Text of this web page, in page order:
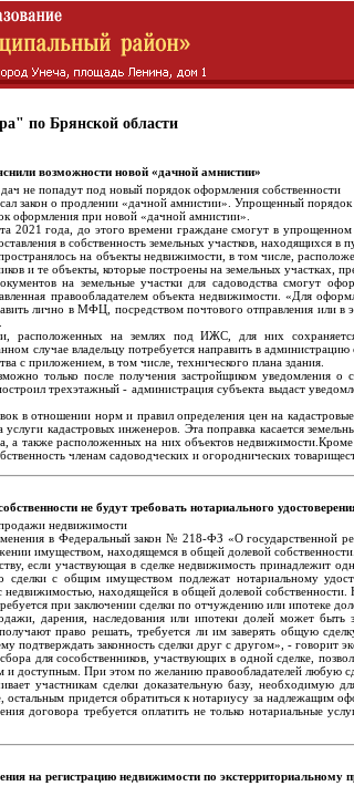
по Брянской области
возможности новой «дачной амнистии»
дач не попадут под новый порядок оформления собственности
закон о продлении «дачной амнистии». Упрощенный
оформления при новой «дачной амнистии».
2021 года, до этого времени граждане смогут в
в собственность земельных участков,
на объекты недвижимости, в том числе,
и те объекты, которые построены на земельных участках,
на земельные участки для садоводства смогут
правообладателем объекта недвижимости. «Для
лично в МФЦ, посредством почтового отправления или
расположенных на землях под ИЖС, для них
случае владельцу потребуется направить в
с приложением, в том числе, технического плана здания.
только после получения застройщиком уведомления о
трехэтажный - администрация субъекта выдаст
в отношении норм и правил определения цен на
услуги кадастровых инженеров. Эта поправка касается
а также расположенных на них объектов
членам садоводческих и огороднических
не будут требовать нотариального
недвижимости
в Федеральный закон № 218-ФЗ «О государственной
имуществом, находящемся в общей долевой
если участвующая в сделке недвижимость принадлежит
сделки с общим имуществом подлежат нотариальному
недвижимостью, находящейся в общей долевой
при заключении сделки по отчуждению или ипотеке
дарения, наследования или ипотеки долей может
право решать, требуется ли им заверять общую
подтверждать законность сделки друг с другом», - говорит
для сособственников, участвующих в одной сделке,
и доступным. При этом по желанию правообладателей любую
участникам сделки доказательную базу,
остальным придется обратиться к нотариусу за надлежащим
договора требуется оплатить не только нотариальные
на регистрацию недвижимости по экстерриториальному